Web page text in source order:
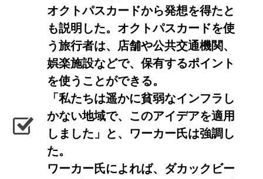
オクトパスカードから発想を得たと
も説明した。オクトパスカードを使
う旅行者は、店舗や公共交通機関、
娯楽施設などで、保有するポイント
を使うことができる。
「私たちは遥かに貧弱なインフラし
かない地域で、このアイデアを適用
しました」と、ワーカー氏は強調し
た。
ワーカー氏によれば、ダカックビー